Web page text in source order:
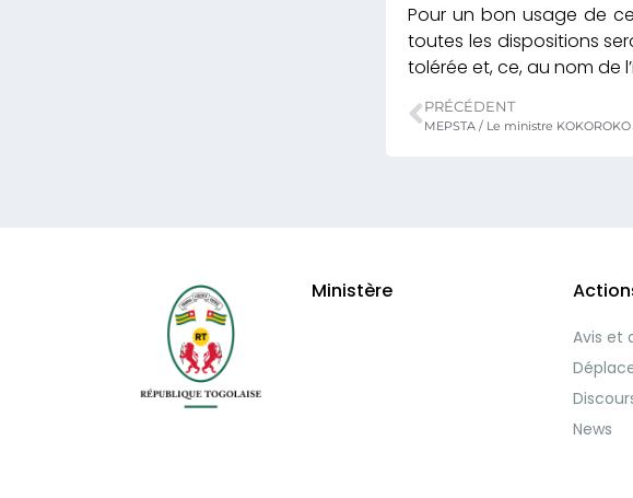
Pour un bon usage de
toutes les dispositions
tolérée et, ce, au nom de
PRÉCÉDENT
Ministère
Avis et
News